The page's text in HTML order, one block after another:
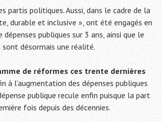
partis politiques. Aussi, dans le cadre de la
durable et inclusive », ont été engagés en
publiques sur 3 ans, ainsi que le
désormais une réalité.
de réformes ces trente dernières
à l’augmentation des dépenses publiques
publique recule enfin puisque la part
fois depuis des décennies.